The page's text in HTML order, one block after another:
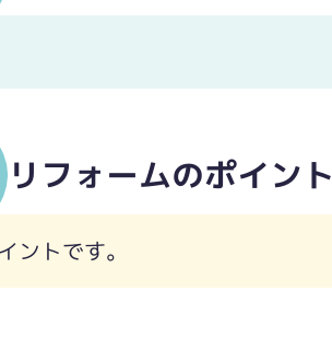
リフォームのポイント
ントです。